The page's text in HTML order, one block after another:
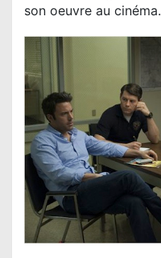
son oeuvre au cinéma.